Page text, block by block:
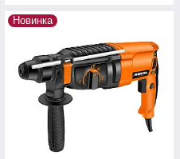
Новинка